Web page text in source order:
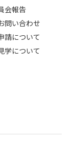
会報告
問い合わせ
請について
学について